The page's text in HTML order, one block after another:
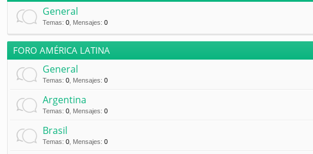
General
Temas: 0 Mensajes: 0
FORO AMÉRICA LATINA
General
Temas: 0 Mensajes: 0
Argentina
Temas: 0 Mensajes: 0
Brasil
Temas: 0 Mensajes: 0